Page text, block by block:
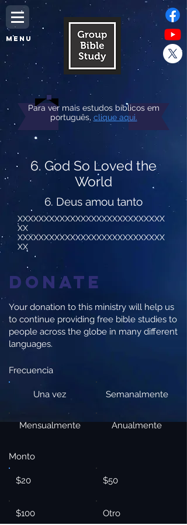
MENU
Para ver mais estudos bíblicos em
português, clique aqui.
6. God So Loved the
World
6. Deus amou tanto
XXXXXXXXXXXXXXXXXXXXXXXXXXXX
XX
XXXXXXXXXXXXXXXXXXXXXXXXXXXX
XX
Donate
Your donation to this ministry will help us
to continue providing free bible studies to
people across the globe in many different
languages.
Frecuencia
Una vez Semanalmente
Mensualmente Anualmente
Monto
$20 $50
$100 Otro